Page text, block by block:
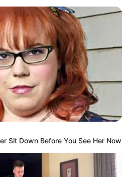
Sit Down Before You See Her Now